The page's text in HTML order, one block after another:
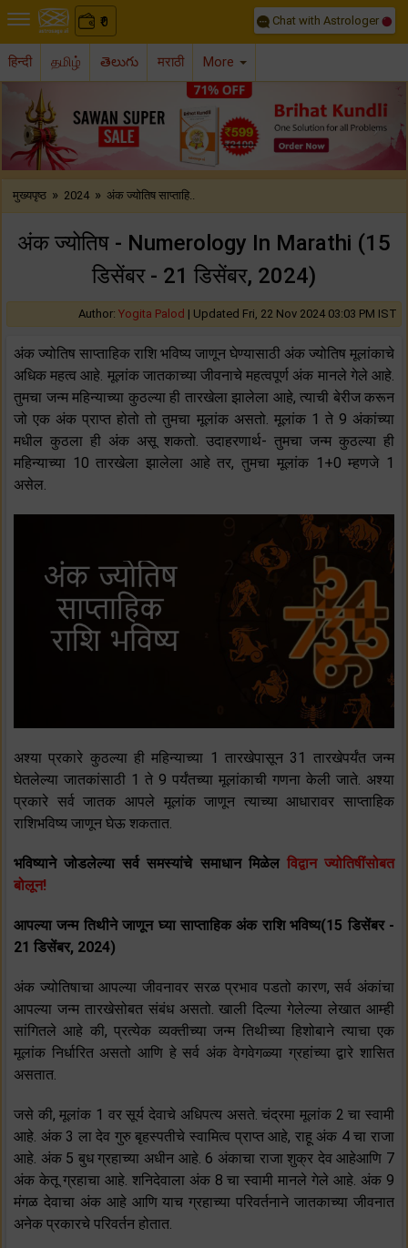
₹
0 Chat with Astrologer
हिन्दी தமிழ் తెలుగు मराठी More
Previous
मुख्यपृष्ठ » 2024 » अंक ज्योतिष साप्ताहि..
अंक ज्योतिष - Numerology In Marathi (15
डिसेंबर - 21 डिसेंबर, 2024)
Author: Yogita Palod | Updated Fri, 22 Nov 2024 03:03 PM IST
अंक ज्योतिष साप्ताहिक राशि भविष्य जाणून घेण्यासाठी अंक ज्योतिष मूलांकाचे
अधिक महत्व आहे. मूलांक जातकाच्या जीवनाचे महत्वपूर्ण अंक मानले गेले आहे.
तुमचा जन्म महिन्याच्या कुठल्या ही तारखेला झालेला आहे, त्याची बेरीज करून
जो एक अंक प्राप्त होतो तो तुमचा मूलांक असतो. मूलांक 1 ते 9 अंकांच्या
मधील कुठला ही अंक असू शकतो. उदाहरणार्थ- तुमचा जन्म कुठल्या ही
महिन्याच्या 10 तारखेला झालेला आहे तर, तुमचा मूलांक 1+0 म्हणजे 1
असेल.
अश्या प्रकारे कुठल्या ही महिन्याच्या 1 तारखेपासून 31 तारखेपर्यंत जन्म
घेतलेल्या जातकांसाठी 1 ते 9 पर्यंतच्या मूलांकाची गणना केली जाते. अश्या
प्रकारे सर्व जातक आपले मूलांक जाणून त्याच्या आधारावर साप्ताहिक
राशिभविष्य जाणून घेऊ शकतात.
भविष्याने जोडलेल्या सर्व समस्यांचे समाधान मिळेल विद्वान ज्योतिषींसोबत
बोलून!
आपल्या जन्म तिथीने जाणून घ्या साप्ताहिक अंक राशि भविष्य(15 डिसेंबर -
21 डिसेंबर, 2024)
अंक ज्योतिषाचा आपल्या जीवनावर सरळ प्रभाव पडतो कारण, सर्व अंकांचा
आपल्या जन्म तारखेसोबत संबंध असतो. खाली दिल्या गेलेल्या लेखात आम्ही
सांगितले आहे की, प्रत्येक व्यक्तीच्या जन्म तिथीच्या हिशोबाने त्याचा एक
मूलांक निर्धारित असतो आणि हे सर्व अंक वेगवेगळ्या ग्रहांच्या द्वारे शासित
असतात.
जसे की, मूलांक 1 वर सूर्य देवाचे अधिपत्य असते. चंद्रमा मूलांक 2 चा स्वामी
आहे. अंक 3 ला देव गुरु बृहस्पतीचे स्वामित्व प्राप्त आहे, राहू अंक 4 चा राजा
आहे. अंक 5 बुध ग्रहाच्या अधीन आहे. 6 अंकाचा राजा शुक्र देव आहेआणि 7
अंक केतू ग्रहाचा आहे. शनिदेवाला अंक 8 चा स्वामी मानले गेले आहे. अंक 9
मंगळ देवाचा अंक आहे आणि याच ग्रहाच्या परिवर्तनाने जातकाच्या जीवनात
अनेक प्रकारचे परिवर्तन होतात.